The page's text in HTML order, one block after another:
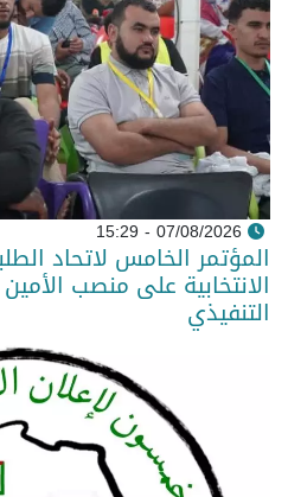
07/08/2026 - 15:29
المؤتمر الخامس لاتحاد
الانتخابية على منصب
التنفيذي